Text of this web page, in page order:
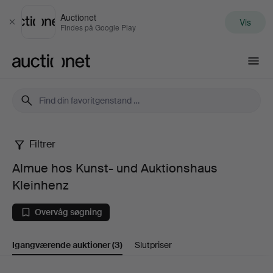
Luk
Auctionet
Findes på Google Play Vis
Almue
hos
Kunst-
und
Filtrer
Almue hos Kunst- und Auktionshaus
Kleinhenz
Overvåg søgning
Igangværende auktioner(3) Slutpriser